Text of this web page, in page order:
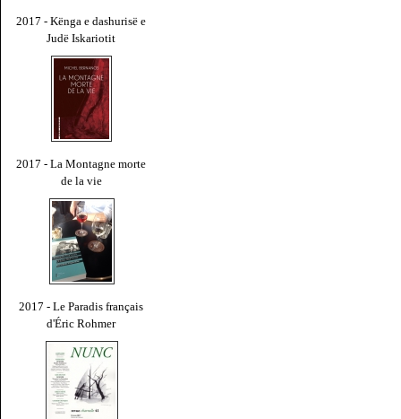
2017 - Kënga e dashurisë e
Judë Iskariotit
2017 - La Montagne morte
de la vie
2017 - Le Paradis français
d'Éric Rohmer